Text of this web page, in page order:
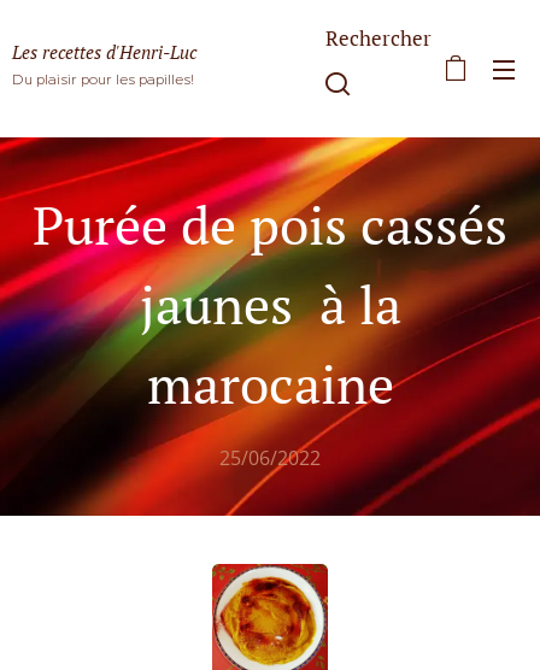
Les recettes d'Henri-Luc
Du plaisir pour les papilles!
Rechercher
Purée de pois cassés
jaunes à la
marocaine
25/06/2022